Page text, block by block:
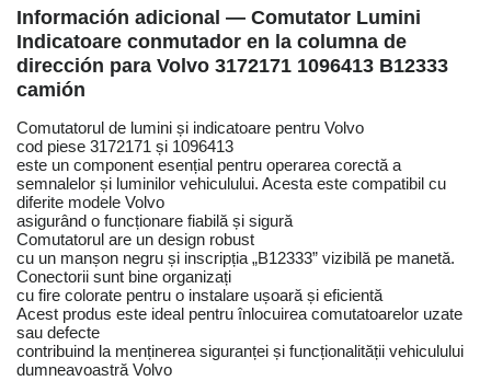
Información adicional — Comutator Lumini
Indicatoare conmutador en la columna de
dirección para Volvo 3172171 1096413 B12333
camión
Comutatorul de lumini și indicatoare pentru Volvo
cod piese 3172171 și 1096413
este un component esențial pentru operarea corectă a
semnalelor și luminilor vehiculului. Acesta este compatibil cu
diferite modele Volvo
asigurând o funcționare fiabilă și sigură
Comutatorul are un design robust
cu un manșon negru și inscripția „B12333” vizibilă pe manetă.
Conectorii sunt bine organizați
cu fire colorate pentru o instalare ușoară și eficientă
Acest produs este ideal pentru înlocuirea comutatoarelor uzate
sau defecte
contribuind la menținerea siguranței și funcționalității vehiculului
dumneavoastră Volvo